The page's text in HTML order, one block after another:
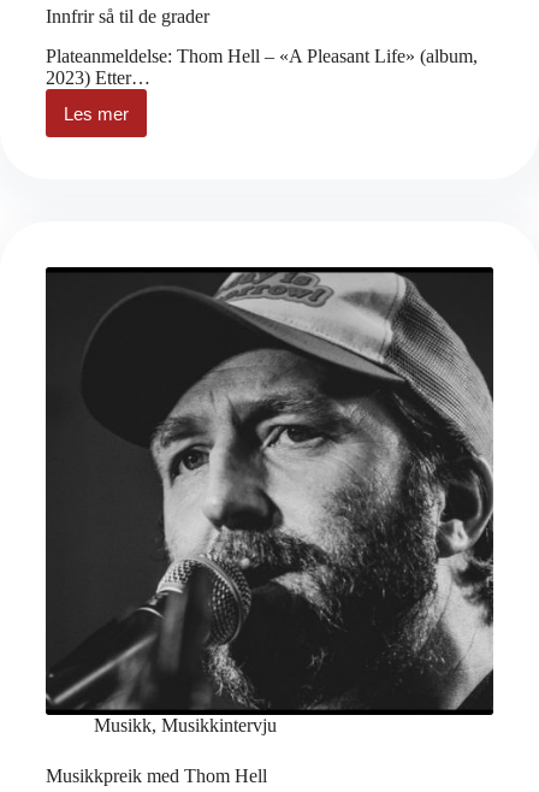
Innfrir så til de grader
Plateanmeldelse: Thom Hell – «A Pleasant Life» (album,
2023) Etter…
Les mer
Innfrir
så
Musikk, Musikkintervju
Musikkpreik med Thom Hell